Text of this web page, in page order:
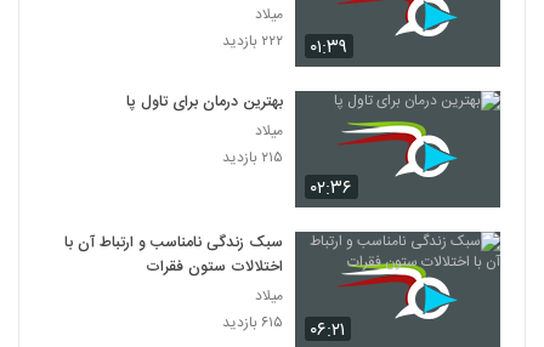
۰۱:۳۹
میلاد
۲۲۲ بازدید
۰۲:۳۶
بهترین درمان برای تاول پا
میلاد
۲۱۵ بازدید
۰۶:۲۱
سبک زندگی نامناسب و ارتباط آن با
اختلالات ستون فقرات
میلاد
۶۱۵ بازدید